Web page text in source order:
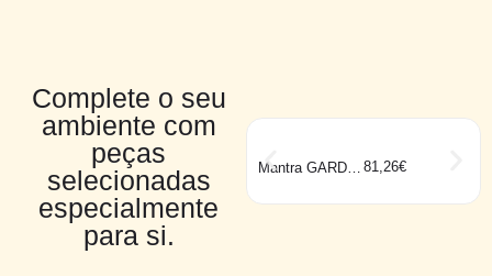
Complete o seu
ambiente com
peças
selecionadas
especialmente
para si.
Mantra GARDA
81,26€